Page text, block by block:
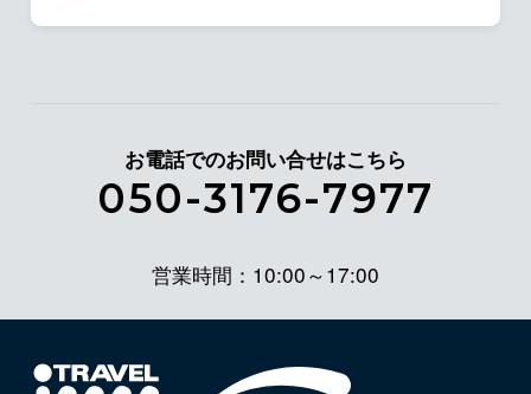
お電話でのお問い合せはこちら
050-3176-7977
営業時間：10:00～17:00